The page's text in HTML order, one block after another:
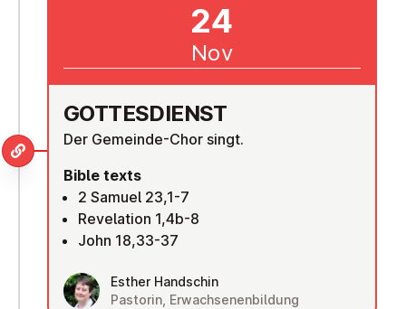
GOTTES­DI­ENST
Der Gemeinde-Chor singt.
Bible texts
2 Samuel 23,1-7
Revelation 1,4b-8
John 18,33-37
Esther Handschin
Pastorin, Erwachsenenbildung
24
Nov